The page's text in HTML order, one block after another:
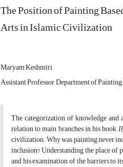
The Position of Painting
Arts in Islamic Civilization
Maryam Keshmiri
Assistant Professor, Department of
The categorization of knowledge
relation to main branches in his book
civilization. Why was painting never
inclusion? Understanding the place
and his examination of the barriers to